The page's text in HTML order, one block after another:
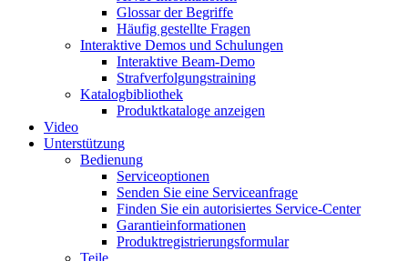
Glossar der Begriffe
Häufig gestellte Fragen
Interaktive Demos und Schulungen
Interaktive Beam-Demo
Strafverfolgungstraining
Katalogbibliothek
Produktkataloge anzeigen
Video
Unterstützung
Bedienung
Serviceoptionen
Senden Sie eine Serviceanfrage
Finden Sie ein autorisiertes Service-Center
Garantieinformationen
Produktregistrierungsformular